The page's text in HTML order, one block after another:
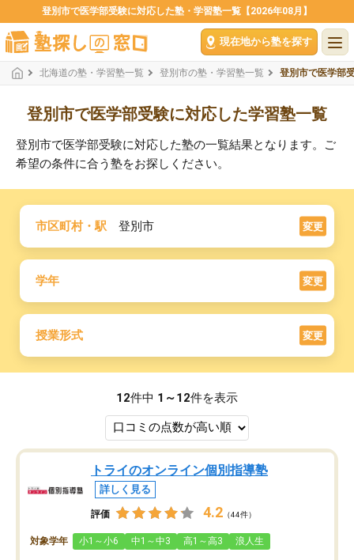
登別市で医学部受験に対応した塾・学習塾一覧【2026年08月】
現在地から塾を探す
北海道の塾・学習塾一覧 登別市の塾・学習塾一覧 登別市で医学部
登別市で医学部受験に対応した学習塾一覧
登別市で医学部受験に対応した塾の一覧結果となります。ご
希望の条件に合う塾をお探しください。
市区町村・駅 登別市 変更
学年 変更
授業形式 変更
12件中 1～12件を表示
トライのオンライン個別指導塾
詳しく見る
評価 4.2 （44件）
対象学年 小1～小6 中1～中3 高1～高3 浪人生